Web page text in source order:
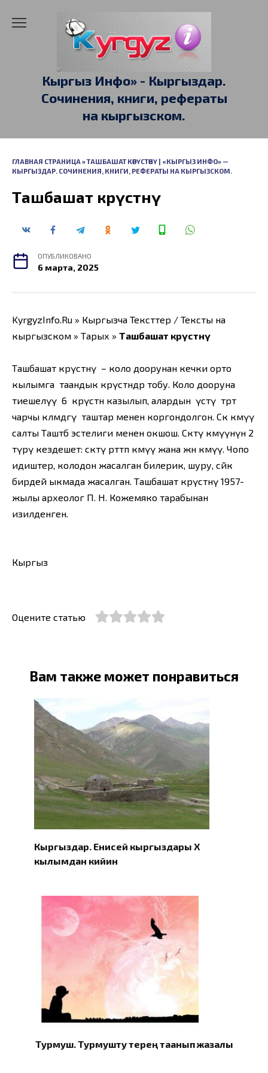
Кыргыз Инфо» - Кыргыздар.
Сочинения, книги, рефераты
на кыргызском.
ГЛАВНАЯ СТРАНИЦА»ТАШБАШАТ КӨРҮСТӨНҮ | «КЫРГЫЗ ИНФО» —
КЫРГЫЗДАР. СОЧИНЕНИЯ, КНИГИ, РЕФЕРАТЫ НА КЫРГЫЗСКОМ.
Ташбашат көрүстөнү
ОПУБЛИКОВАНО
6 марта, 2025
KyrgyzInfo.Ru » Кыргызча Тексттер / Тексты на
кыргызском » Тарых » Ташбашат көрүстөнү
Ташбашат көрүстөнү – коло доорунан кечки орто
кылымга таандык көрүстөндөр тобу. Коло дооруна
тиешелүү 6 көрүстөн казылып, алардын үстү төрт
чарчы көлөмдөгү таштар менен коргондолгон. Сөөк көмүү
салты Таштөбө эстелиги менен окшош. Сөөктү көмүүнүн 2
түрү кездешет: сөөктү өрттөп көмүү жана жөн көмүү. Чопо
идиштер, колодон жасалган билерик, шуру, сөйкө
бирдей ыкмада жасалган. Ташбашат көрүстөнү 1957-
жылы археолог П. Н. Кожемяко тарабынан
изилденген.
Кыргыз
Оцените статью
Вам также может понравиться
Кыргыздар. Eнисей кыргыздары X
кылымдан кийин
Турмуш. Турмушту терең таанып жазалы